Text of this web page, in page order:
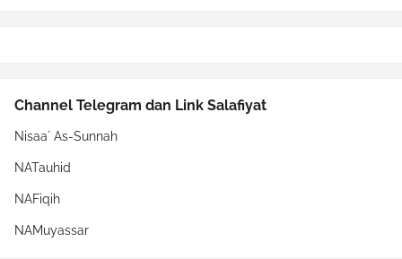
Channel Telegram dan Link Salafiyat
Nisaa` As-Sunnah
NATauhid
NAFiqih
NAMuyassar